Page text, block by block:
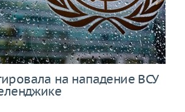
на нападение ВСУ